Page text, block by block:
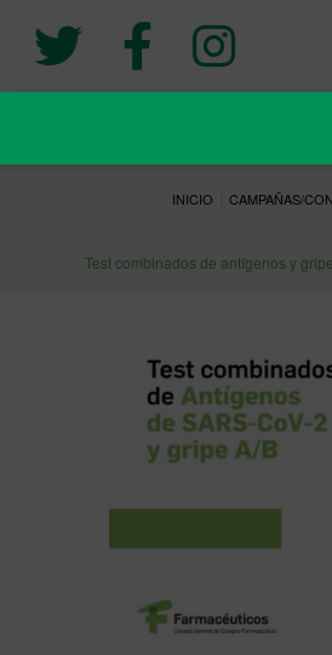
INICIO CAMPAÑAS/
Test combinados de antígenos y